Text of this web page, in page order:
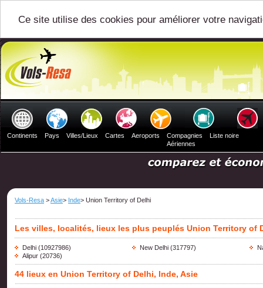
Ce site utilise des cookies pour améliorer votre
Continents Pays Villes/Lieux Cartes Aeroports
Compagnies
Aériennes
Liste noire
Vols-Resa >Asie> Inde> Union Territory of Delhi
Les villes, localités, lieux les plus peuplés Union Territory of
Delhi (10927986) New Delhi (317797)
Alipur (20736)
44 lieux en Union Territory of Delhi, Inde, Asie